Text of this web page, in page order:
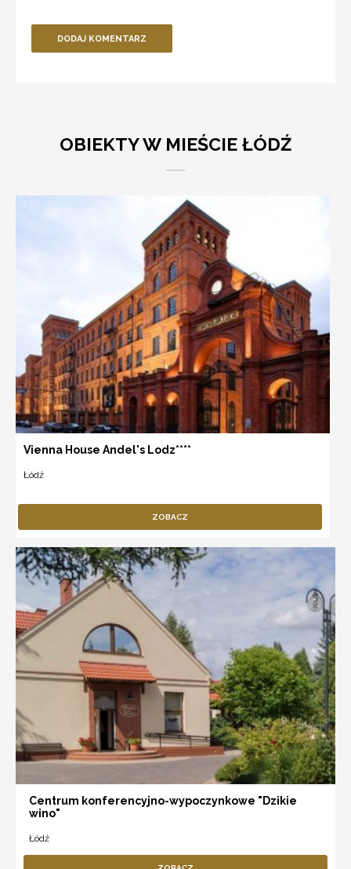
DODAJ KOMENTARZ
OBIEKTY W MIEŚCIE ŁÓDŹ
Vienna House Andel's Lodz****
Łódź
ZOBACZ
Centrum konferencyjno-wypoczynkowe "Dzikie
wino"
Łódź